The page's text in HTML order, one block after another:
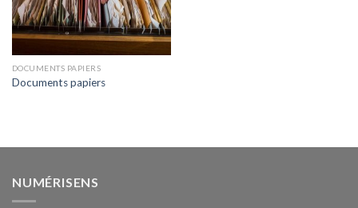
DOCUMENTS PAPIERS
Documents papiers
NUMÉRISENS